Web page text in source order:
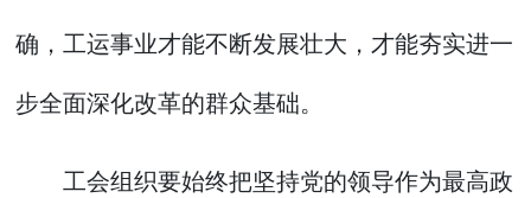
确，工运事业才能不断发展壮大，才能夯实进一
步全面深化改革的群众基础。
工会组织要始终把坚持党的领导作为最高政